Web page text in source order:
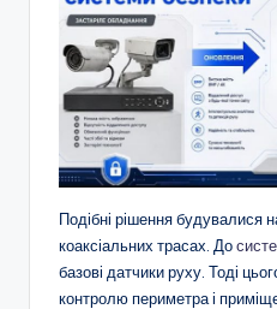
Подібні рішення будувалися
коаксіальних трасах. До
базові датчики руху. Тоді
контролю периметра і